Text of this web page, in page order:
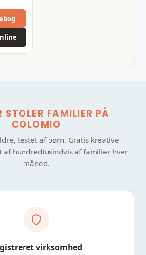
STOLER FAMILIER PÅ
COLOMIO
testet af børn. Gratis kreative
af hundredtusindvis af familier hver
måned.
virksomhed